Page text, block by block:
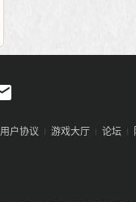
用户协议 游戏大厅 论坛